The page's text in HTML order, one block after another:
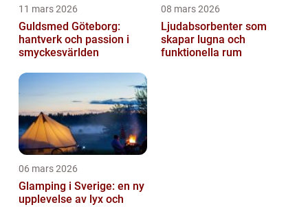
11 mars 2026
Guldsmed Göteborg:
hantverk och passion i
smyckesvärlden
08 mars 2026
Ljudabsorbenter som
skapar lugna och
funktionella rum
06 mars 2026
Glamping i Sverige: en ny
upplevelse av lyx och